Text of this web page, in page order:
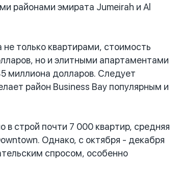
районами эмирата Jumeirah и Al
только квартирами, стоимость
но и элитными апартаментами
миллиона долларов. Следует
район Business Bay популярным и
строй почти 7 000 квартир, средняя
Однако, с октября - декабря
спросом, особенно